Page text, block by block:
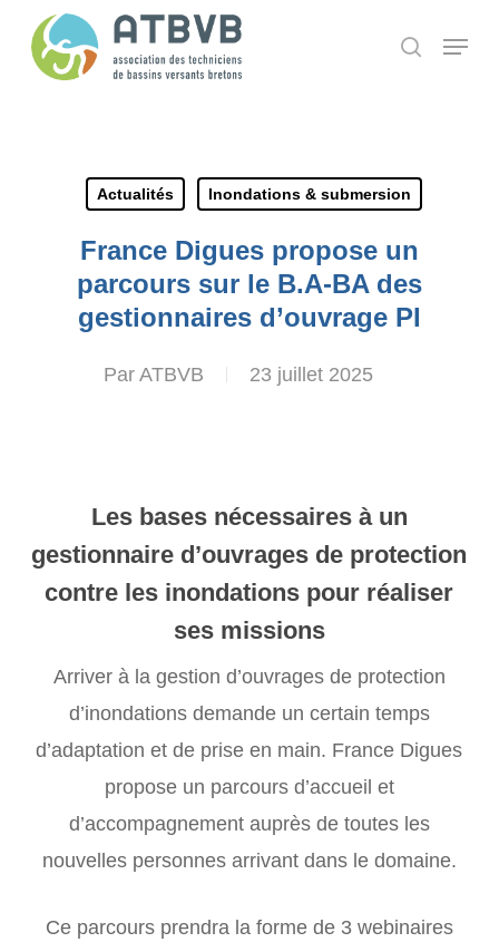
search
Menu
Actualités Inondations & submersion
France Digues propose un
parcours sur le B.A-BA des
gestionnaires d’ouvrage PI
Par ATBVB 23 juillet 2025
Les bases nécessaires à un
gestionnaire d’ouvrages de protection
contre les inondations pour réaliser
ses missions
Arriver à la gestion d’ouvrages de protection
d’inondations demande un certain temps
d’adaptation et de prise en main. France Digues
propose un parcours d’accueil et
d’accompagnement auprès de toutes les
nouvelles personnes arrivant dans le domaine.
Ce parcours prendra la forme de 3 webinaires
Panneau de gestion des cookies